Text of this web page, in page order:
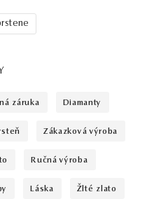
záruka diamanty
zákazková výroba
ručná výroba
láska žlté zlato